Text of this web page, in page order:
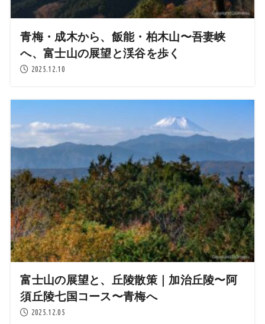
青梅・成木から、飯能・柏木山〜吾妻峡
へ、富士山の展望と渓谷を歩く
2025.12.10
富士山の展望と、丘陵散策｜加治丘陵〜阿
須丘陵七国コース〜青梅へ
2025.12.05